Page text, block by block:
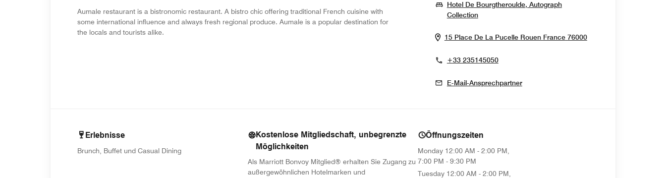
Aumale restaurant is a bistronomic restaurant. A bistro chic offering traditional French cuisine with
some international influence and always fresh regional produce. Aumale is a popular destination for
the locals and tourists alike.
Hotel De Bourgtheroulde, Autograph
CollectionOpens In New Window
15 Place De La Pucelle Rouen France 76000Opens In New
+33 235145050
E-Mail-Ansprechpartner
Erlebnisse
Brunch, Buffet und Casual Dining
Kostenlose Mitgliedschaft, unbegrenzte
Möglichkeiten
Als Marriott Bonvoy Mitglied® erhalten Sie Zugang zu
außergewöhnlichen Hotelmarken und
Öffnungszeiten
Monday 12:00 AM - 2:00 PM,
7:00 PM - 9:30 PM
Tuesday 12:00 AM - 2:00 PM,